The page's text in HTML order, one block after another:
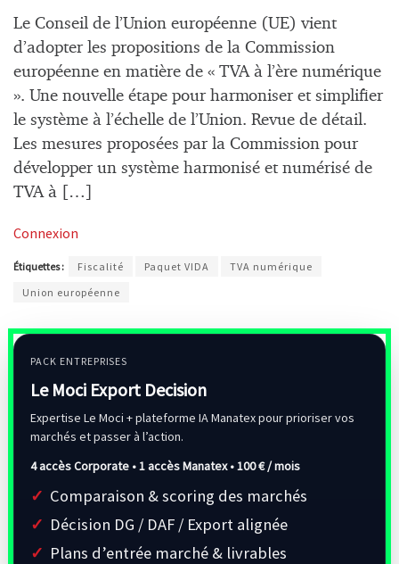
Le Conseil de l’Union européenne (UE) vient
d’adopter les propositions de la Commission
européenne en matière de « TVA à l’ère numérique
». Une nouvelle étape pour harmoniser et simplifier
le système à l’échelle de l’Union. Revue de détail.
Les mesures proposées par la Commission pour
développer un système harmonisé et numérisé de
TVA à […]
Connexion
Étiquettes : Fiscalité Paquet VIDA
TVA numérique
Union européenne
PACK ENTREPRISES
Le Moci Export Decision
Expertise Le Moci + plateforme IA Manatex pour prioriser vos
marchés et passer à l’action.
4 accès Corporate • 1 accès Manatex •100 € / mois
Comparaison & scoring des marchés
Décision DG / DAF / Export alignée
Plans d’entrée marché & livrables